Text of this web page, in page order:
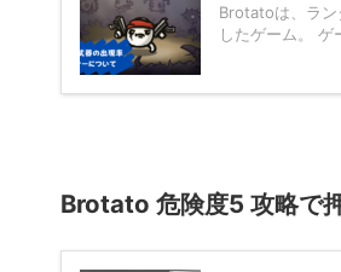
Brotatoは、ラン
したゲーム。
Brotato 危険度5 攻略で